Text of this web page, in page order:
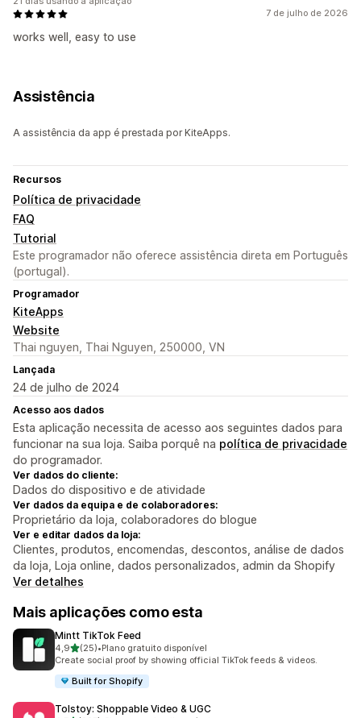
7 de julho de 2026
works well, easy to use
Assistência
A assistência da app é prestada por KiteApps.
Recursos
Política de privacidade
FAQ
Tutorial
Este programador não oferece assistência direta em Português
(portugal).
Programador
KiteApps
Website
Thai nguyen, Thai Nguyen, 250000, VN
Lançada
24 de julho de 2024
Acesso aos dados
Esta aplicação necessita de acesso aos seguintes dados para
funcionar na sua loja. Saiba porquê na política de privacidade
do programador.
Ver dados do cliente:
Dados do dispositivo e de atividade
Ver dados da equipa e de colaboradores:
Proprietário da loja, colaboradores do blogue
Ver e editar dados da loja:
Clientes, produtos, encomendas, descontos, análise de dados
da loja, Loja online, dados personalizados, admin da Shopify
Ver detalhes
Mais aplicações como esta
Mintt TikTok Feed
4,9de 5 estrelas
(25)
25 total de avaliações
•Plano gratuito disponível
Create social proof by showing official TikTok feeds & videos.
Built for Shopify
Tolstoy: Shoppable Video & UGC